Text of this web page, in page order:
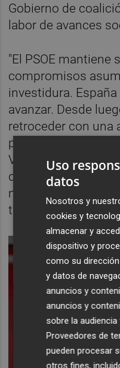
Gobierno de
labor de avances
"El PSOE mantiene
compromisos
investidura.
avanzar. Desde
retroceder con una
protagonizada por
Vox que afectaría
derechos de
mujeres", ha
tiene claro que
Uso
datos
Nosotros y
cookies y
almacenar y
dispositivo y
como su
y datos de
anuncios y
anuncios y
sobre la
Proveedores de
pueden procesar
otros fines,